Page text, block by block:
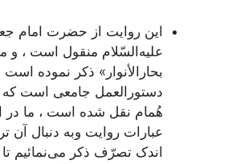
این روایت از حضرت امام
علیه‌السّلام منقول است ،
بحارالأنوار» ذکر نموده
دستورالعمل جامعی است که
هُمام نقل شده است ، ما در
عبارات روایت وبه دنبال آن
اندک تصرّف ذکر می‌نمائیم